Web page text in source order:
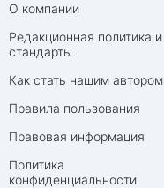
О компании
Редакционная политика и
стандарты
Как стать нашим автором
Правила пользования
Правовая информация
Политика
конфиденциальности